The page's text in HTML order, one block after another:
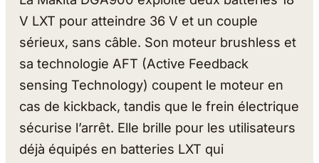
V LXT pour atteindre 36 V et un couple
sérieux, sans câble. Son moteur brushless et
sa technologie AFT (Active Feedback
sensing Technology) coupent le moteur en
cas de kickback, tandis que le frein électrique
sécurise l’arrêt. Elle brille pour les utilisateurs
déjà équipés en batteries LXT qui